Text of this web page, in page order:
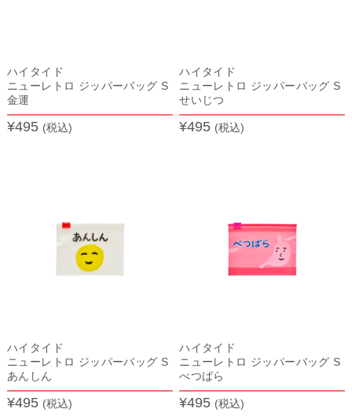
ハイタイド
ニューレトロ ジッパーバッグ S
金運
¥495 (税込)
ハイタイド
ニューレトロ ジッパーバッグ S
せいじつ
¥495 (税込)
ハイタイド
ニューレトロ ジッパーバッグ S
あんしん
¥495 (税込)
ハイタイド
ニューレトロ ジッパーバッグ S
べつばら
¥495 (税込)